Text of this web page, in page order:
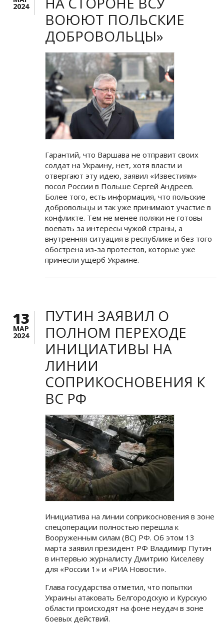
2024
ВОЮЮТ ПОЛЬСКИЕ
ДОБРОВОЛЬЦЫ»
Гарантий, что Варшава не отправит своих
солдат на Украину, нет, хотя власти и
отвергают эту идею, заявил «Известиям»
посол России в Польше Сергей Андреев.
Более того, есть информация, что польские
добровольцы и так уже принимают участие в
конфликте. Тем не менее поляки не готовы
воевать за интересы чужой страны, а
внутренняя ситуация в республике и без того
обострена из-за протестов, которые уже
принесли ущерб Украине.
13
МАР
2024
ПУТИН ЗАЯВИЛ О
ПОЛНОМ ПЕРЕХОДЕ
ИНИЦИАТИВЫ НА
ЛИНИИ
СОПРИКОСНОВЕНИЯ К
ВС РФ
Инициатива на линии соприкосновения в зоне
спецоперации полностью перешла к
Вооруженным силам (ВС) РФ. Об этом 13
марта заявил президент РФ Владимир Путин
в интервью журналисту Дмитрию Киселеву
для «России 1» и «РИА Новости».
Глава государства отметил, что попытки
Украины атаковать Белгородскую и Курскую
области происходят на фоне неудач в зоне
боевых действий.